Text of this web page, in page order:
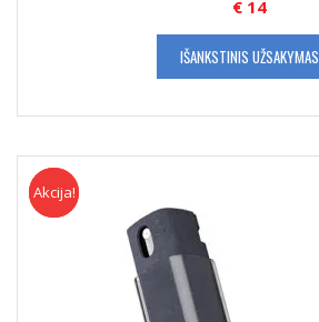
€14
IŠANKSTINIS UŽSAKYMAS
Akcija
Akcija!